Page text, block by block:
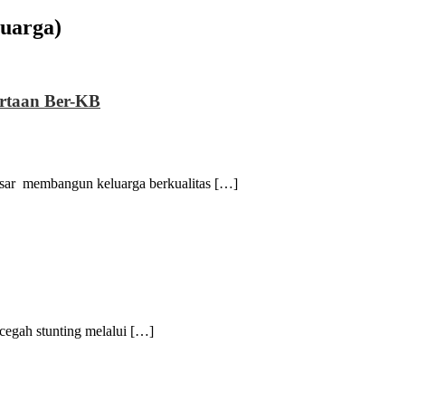
Ber-KB
membangun keluarga berkualitas […]
stunting melalui […]